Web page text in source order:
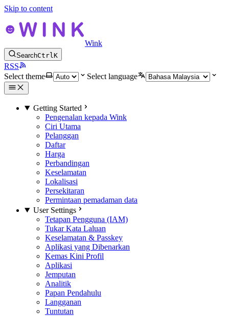
Skip to content
Wink
SearchCtrlK
RSS
Select theme
Select language
Getting Started
Pengenalan kepada Wink
Ciri Utama
Pelanggan
Daftar
Harga
Perbandingan
Keselamatan
Lokalisasi
Persekitaran
Permintaan pemadaman data
User Settings
Tetapan Pengguna (IAM)
Tukar Kata Laluan
Keselamatan & Passkey
Aplikasi yang Dibenarkan
Kemas Kini Profil
Aplikasi
Jemputan
Analitik
Papan Pendahulu
Langganan
Tuntutan